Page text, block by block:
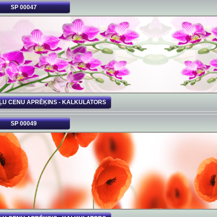
SP 00047
CENU APRĒĶINS - KALKULATORS
SP 00049